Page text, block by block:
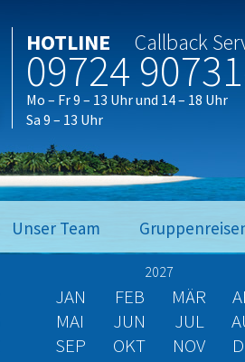
HOTLINE Callback
09724
Mo – Fr 9 – 13 Uhr und 14 – 18 Uhr
Sa 9 – 13 Uhr
Unser Team
2027
JAN FEB MÄR
MAI
JUN JUL
SEP
OKT NOV